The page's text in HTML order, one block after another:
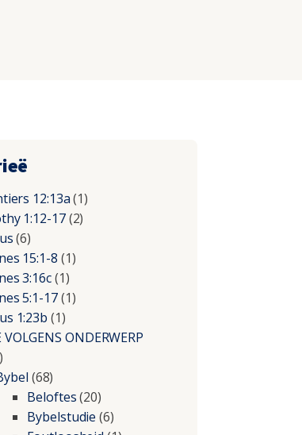
12:13a(1)
1:12-17(2)
(6)
15:1-8 (1)
3:16c(1)
5:1-17(1)
1:23b (1)
VOLGENS ONDERWERP
(68)
Beloftes(20)
Bybelstudie (6)